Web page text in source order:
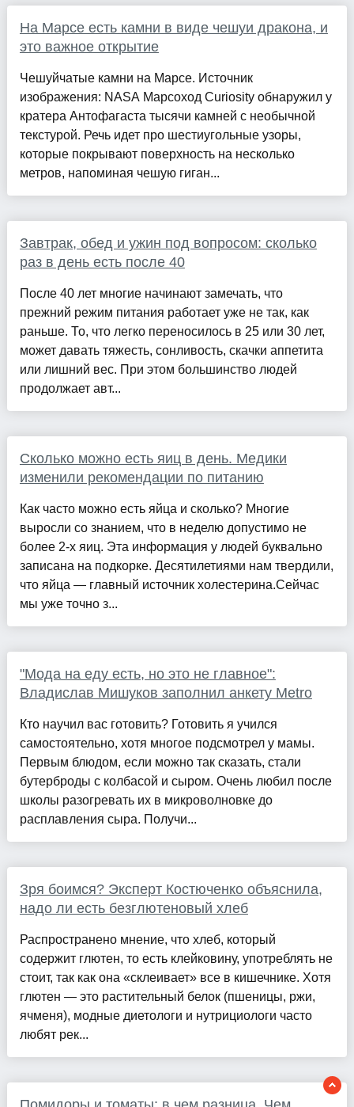
На Марсе есть камни в виде чешуи дракона, и
это важное открытие
Чешуйчатые камни на Марсе. Источник
изображения: NASA Марсоход Curiosity обнаружил у
кратера Антофагаста тысячи камней с необычной
текстурой. Речь идет про шестиугольные узоры,
которые покрывают поверхность на несколько
метров, напоминая чешую гиган...
Завтрак, обед и ужин под вопросом: сколько
раз в день есть после 40
После 40 лет многие начинают замечать, что
прежний режим питания работает уже не так, как
раньше. То, что легко переносилось в 25 или 30 лет,
может давать тяжесть, сонливость, скачки аппетита
или лишний вес. При этом большинство людей
продолжает авт...
Сколько можно есть яиц в день. Медики
изменили рекомендации по питанию
Как часто можно есть яйца и сколько? Многие
выросли со знанием, что в неделю допустимо не
более 2-х яиц. Эта информация у людей буквально
записана на подкорке. Десятилетиями нам твердили,
что яйца — главный источник холестерина.Сейчас
мы уже точно з...
"Мода на еду есть, но это не главное":
Владислав Мишуков заполнил анкету Metro
Кто научил вас готовить? Готовить я учился
самостоятельно, хотя многое подсмотрел у мамы.
Первым блюдом, если можно так сказать, стали
бутерброды с колбасой и сыром. Очень любил после
школы разогревать их в микроволновке до
расплавления сыра. Получи...
Зря боимся? Эксперт Костюченко объяснила,
надо ли есть безглютеновый хлеб
Распространено мнение, что хлеб, который
содержит глютен, то есть клейковину, употреблять не
стоит, так как она «склеивает» все в кишечнике. Хотя
глютен — это растительный белок (пшеницы, ржи,
ячменя), модные диетологи и нутрициологи часто
любят рек...